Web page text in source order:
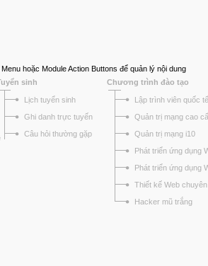
hoặc Module Action Buttons để quản lý nội dung
sinh
Lịch tuyển sinh
Ghi danh trực tuyến
Câu hỏi thường gặp
Chương trình đào tạo
Lập trình viên quốc tế
Quản trị mạng cao
Quản trị mạng i10
Phát triển ứng dụng
Phát triển ứng dụng
Thiết kế Web
Hacker mũ trắng